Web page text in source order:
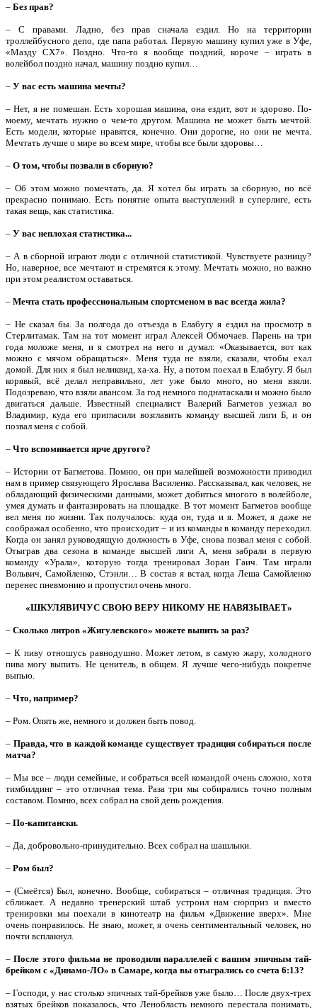
– Без прав?
– С правами. Ладно, без прав сначала ездил. Но на территории
троллейбусного депо, где папа работал. Первую машину купил уже в Уфе,
«Мазду CX7». Поздно. Что-то я вообще поздний, короче – играть в
волейбол поздно начал, машину поздно купил…
– У вас есть машина мечты?
– Нет, я не помешан. Есть хорошая машина, она ездит, вот и здорово. По-
моему, мечтать нужно о чем-то другом. Машина не может быть мечтой.
Есть модели, которые нравятся, конечно. Они дорогие, но они не мечта.
Мечтать лучше о мире во всем мире, чтобы все были здоровы…
– О том, чтобы позвали в сборную?
– Об этом можно помечтать, да. Я хотел бы играть за сборную, но всё
прекрасно понимаю. Есть понятие опыта выступлений в суперлиге, есть
такая вещь, как статистика.
– У вас неплохая статистика...
– А в сборной играют люди с отличной статистикой. Чувствуете разницу?
Но, наверное, все мечтают и стремятся к этому. Мечтать можно, но важно
при этом реалистом оставаться.
– Мечта стать профессиональным спортсменом в вас всегда жила?
– Не сказал бы. За полгода до отъезда в Елабугу я ездил на просмотр в
Стерлитамак. Там на тот момент играл Алексей Обмочаев. Парень на три
года моложе меня, и я смотрел на него и думал: «Оказывается, вот как
можно с мячом обращаться». Меня туда не взяли, сказали, чтобы ехал
домой. Для них я был неликвид, ха-ха. Ну, а потом поехал в Елабугу. Я был
корявый, всё делал неправильно, лет уже было много, но меня взяли.
Подозреваю, что взяли авансом. За год немного поднатаскали и можно было
двигаться дальше. Известный специалист Валерий Багметов уезжал во
Владимир, куда его пригласили возглавить команду высшей лиги Б, и он
позвал меня с собой.
– Что вспоминается ярче другого?
– Истории от Багметова. Помню, он при малейшей возможности приводил
нам в пример связующего Ярослава Василенко. Рассказывал, как человек, не
обладающий физическими данными, может добиться многого в волейболе,
умея думать и фантазировать на площадке. В тот момент Багметов вообще
вел меня по жизни. Так получалось: куда он, туда и я. Может, я даже не
соображал особенно, что происходит – и из команды в команду переходил.
Когда он занял руководящую должность в Уфе, снова позвал меня с собой.
Отыграв два сезона в команде высшей лиги А, меня забрали в первую
команду «Урала», которую тогда тренировал Зоран Гаич. Там играли
Вольвич, Самойленко, Стэнли… В состав я встал, когда Леша Самойленко
перенес пневмонию и пропустил очень много.
«ШКУЛЯВИЧУС СВОЮ ВЕРУ НИКОМУ НЕ НАВЯЗЫВАЕТ»
– Сколько литров «Жигулевского» можете выпить за раз?
– К пиву отношусь равнодушно. Может летом, в самую жару, холодного
пива могу выпить. Не ценитель, в общем. Я лучше чего-нибудь покрепче
выпью.
– Что, например?
– Ром. Опять же, немного и должен быть повод.
– Правда, что в каждой команде существует традиция собираться после
матча?
– Мы все – люди семейные, и собраться всей командой очень сложно, хотя
тимбилдинг – это отличная тема. Раза три мы собирались точно полным
составом. Помню, всех собрал на свой день рождения.
– По-капитански.
– Да, добровольно-принудительно. Всех собрал на шашлыки.
– Ром был?
– (Смеётся) Был, конечно. Вообще, собираться – отличная традиция. Это
сближает. А недавно тренерский штаб устроил нам сюрприз и вместо
тренировки мы поехали в кинотеатр на фильм «Движение вверх». Мне
очень понравилось. Не знаю, может, я очень сентиментальный человек, но
почти всплакнул.
–После этого фильма не проводили параллелей с вашим эпичным тай-
брейком с «Динамо-ЛО» в Самаре, когда вы отыгрались со счета 6:13?
– Господи, у нас столько эпичных тай-брейков уже было… После двух-трех
взятых брейков показалось, что Ленобласть немного перестала понимать,